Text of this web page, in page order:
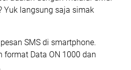
Yuk langsung saja simak
SMS di smartphone.
format Data ON 1000 dan